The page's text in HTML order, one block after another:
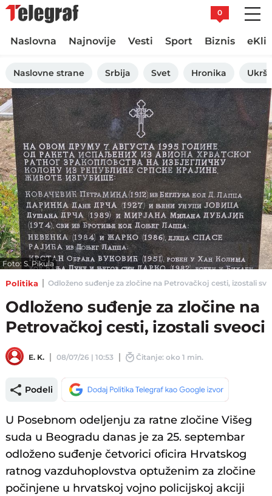
0
Naslovna Najnovije Vesti Sport Biznis
Naslovne strane Srbija Svet Hronika
Foto: S. Pikula
Politika Odloženo suđenje za zločine na Petrovačkoj cesti, izostali
Odloženo suđenje za zločine na
Petrovačkoj cesti, izostali sveoci
E. K. 08/07/26 | 10:53 Čitanje: oko 1 min.
Podeli
U Posebnom odeljenju za ratne zločine Višeg
suda u Beogradu danas je za 25. septembar
odloženo suđenje četvorici oficira Hrvatskog
ratnog vazduhoplovstva optuženim za zločine
počinjene u hrvatskoj vojno policijskoj akciji